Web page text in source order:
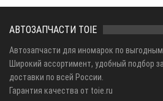
АВТОЗАПЧАСТИ TOIE
Автозапчасти для иномарок по
Широкий ассортимент, удобный подбор
доставки по всей России.
Гарантия качества от toie.ru